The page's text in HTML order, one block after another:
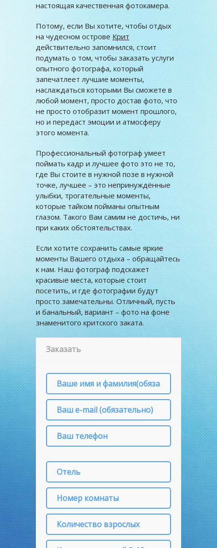
настоящая качественная фотокамера.
Потому, если Вы хотите, чтобы отдых
на чудесном острове Крит
действительно запомнился, стоит
подумать о том, чтобы заказать услуги
опытного фотографа, который
запечатлеет лучшие моменты,
наслаждаться которыми Вы сможете в
любой момент, просто достав фото, что
не просто отобразит момент прошлого,
но и передаст эмоции и атмосферу
этого момента.
Профессиональный фотограф умеет
поймать кадр и лучшее фото это не то,
где Вы стоите в нужной позе в нужной
точке, лучшее – это непринуждённые
улыбки, трогательные моменты,
которые тайком пойманы опытным
глазом. Такого Вам самим не достичь, ни
при каких обстоятельствах.
Если хотите сохранить самые яркие
моменты Вашего отдыха – обращайтесь
к нам. Наш фотограф подскажет
красивые места, которые стоит
посетить, и где фотографии будут
просто замечательны. Отличный, пусть
и банальный, вариант – фото на фоне
знаменитого критского заката.
Заказать